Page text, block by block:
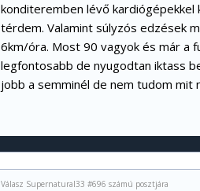
konditeremben lévő
térdem. Valamint súlyzós edzések
6km/óra. Most 90 vagyok és már a
legfontosabb de nyugodtan iktass
jobb a semminél de nem tudom mit
Válasz Supernatural33 #696 számú posztjára